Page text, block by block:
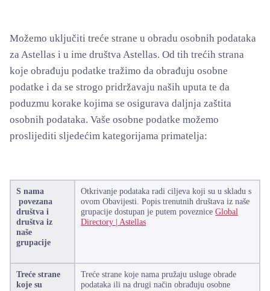
Možemo uključiti treće strane u obradu osobnih podataka
za Astellas i u ime društva Astellas. Od tih trećih strana
koje obrađuju podatke tražimo da obrađuju osobne
podatke i da se strogo pridržavaju naših uputa te da
poduzmu korake kojima se osigurava daljnja zaštita
osobnih podataka. Vaše osobne podatke možemo
proslijediti sljedećim kategorijama primatelja:
S nama
povezana
društva i
društva iz
naše
grupacije
Otkrivanje podataka radi ciljeva koji su u skladu s
ovom Obavijesti. Popis trenutnih društava iz naše
grupacije dostupan je putem povezniceGlobal
Directory | Astellas
Treće strane
koje su
Treće strane koje nama pružaju usluge obrade
podataka ili na drugi način obrađuju osobne